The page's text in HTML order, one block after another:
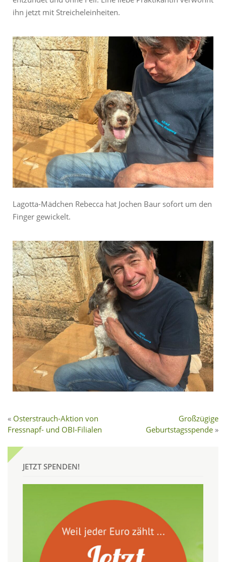
ihn jetzt mit Streicheleinheiten.
Lagotta-Mädchen Rebecca hat Jochen Baur sofort um den
Finger gewickelt.
Osterstrauch-Aktion von
Fressnapf- und OBI-Filialen
Großzügige
Geburtstagsspende
JETZT SPENDEN!